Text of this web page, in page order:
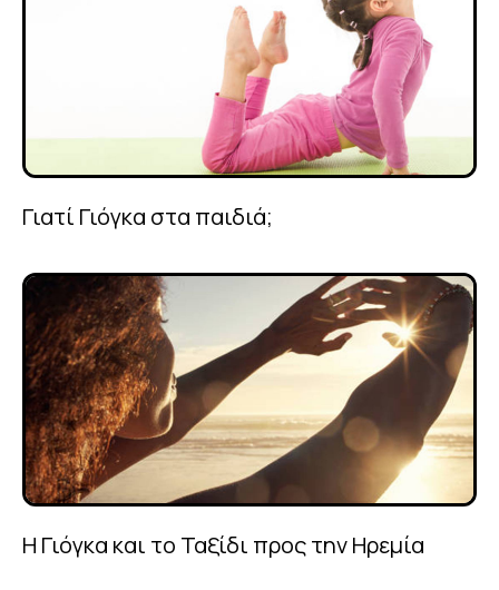
Γιατί Γιόγκα στα παιδιά;
Η Γιόγκα και το Ταξίδι προς την Ηρεμία